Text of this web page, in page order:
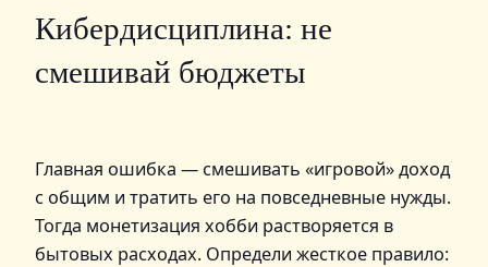
Кибердисциплина: не
смешивай бюджеты
Главная ошибка — смешивать «игровой» доход
с общим и тратить его на повседневные нужды.
Тогда монетизация хобби растворяется в
бытовых расходах. Определи жесткое правило: